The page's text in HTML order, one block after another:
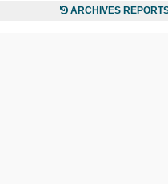
ARCHIVES